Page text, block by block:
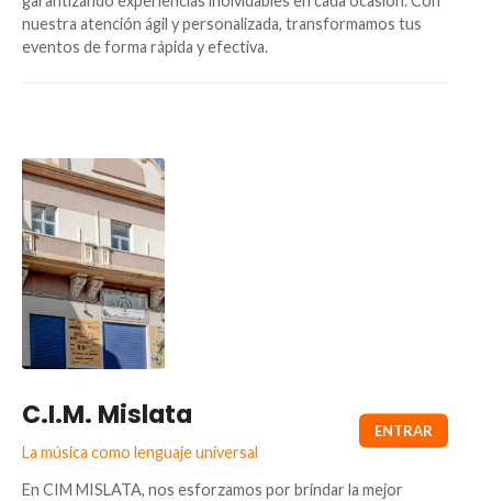
nuestra atención ágil y personalizada, transformamos tus
eventos de forma rápida y efectiva.
C.I.M. Mislata
La música como lenguaje universal
En CIM MISLATA, nos esforzamos por brindar la mejor